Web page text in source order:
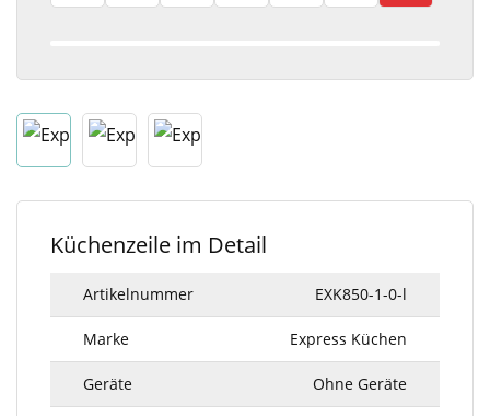
Küchenzeile im Detail
Artikelnummer EXK850-1-0-l
Marke Express Küchen
Geräte Ohne Geräte